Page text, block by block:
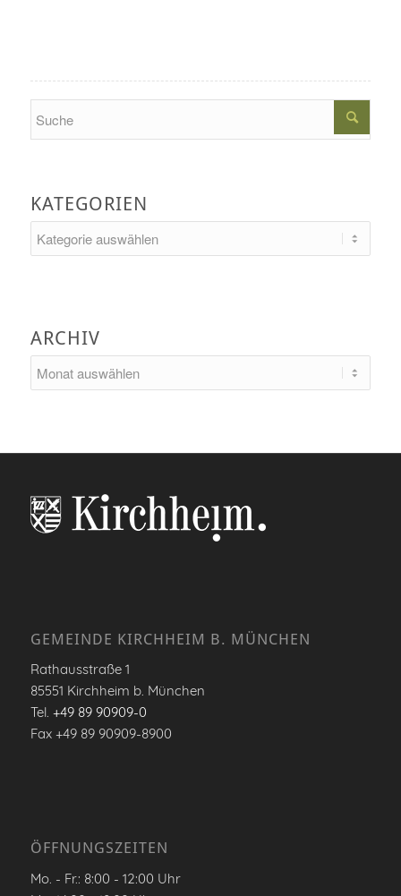
KATEGORIEN
ARCHIV
GEMEINDE KIRCHHEIM B. MÜNCHEN
Rathausstraße 1
85551 Kirchheim b. München
Tel. +49 89 90909-0
Fax +49 89 90909-8900
ÖFFNUNGSZEITEN
Mo. - Fr.: 8:00 - 12:00 Uhr